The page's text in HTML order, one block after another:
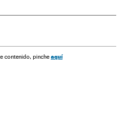
contenido, pinche aquí